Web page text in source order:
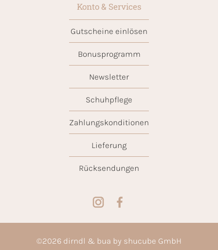
Konto & Services
Gutscheine einlösen
Bonusprogramm
Newsletter
Schuhpflege
Zahlungskonditionen
Lieferung
Rücksendungen
©2026 dirndl & bua by shucube GmbH